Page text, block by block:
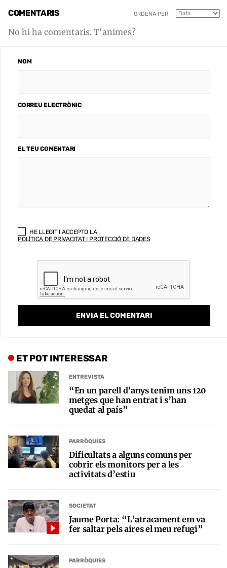
COMENTARIS ORDENA PER
No hi ha comentaris. T'animes?
NOM
CORREU ELECTRÒNIC
EL TEU COMENTARI
HE LLEGIT I ACCEPTO LA
POLÍTICA DE PRIVACITAT I PROTECCIÓ DE DADES
ET POT INTERESSAR
ENTREVISTA
“En un parell d’anys tenim uns 120
metges que han entrat i s’han
quedat al país”
PARRÒQUIES
Dificultats a alguns comuns per
cobrir els monitors per a les
activitats d’estiu
SOCIETAT
Jaume Porta: “L'atracament em va
fer saltar pels aires el meu refugi”
PARRÒQUIES